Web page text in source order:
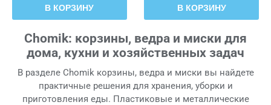
В КОРЗИНУ В КОРЗИНУ
Chomik: корзины, ведра и миски для
дома, кухни и хозяйственных задач
В разделе Chomik корзины, ведра и миски вы найдете
практичные решения для хранения, уборки и
приготовления еды. Пластиковые и металлические